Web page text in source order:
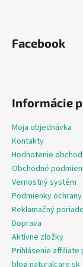
Facebook
Informácie
Moja objednávka
Kontakty
Hodnotenie
Obchodné
Vernostný systém
Podmienky
Reklamačný
Doprava
Aktívne zložky
Prihlásenie affiliate